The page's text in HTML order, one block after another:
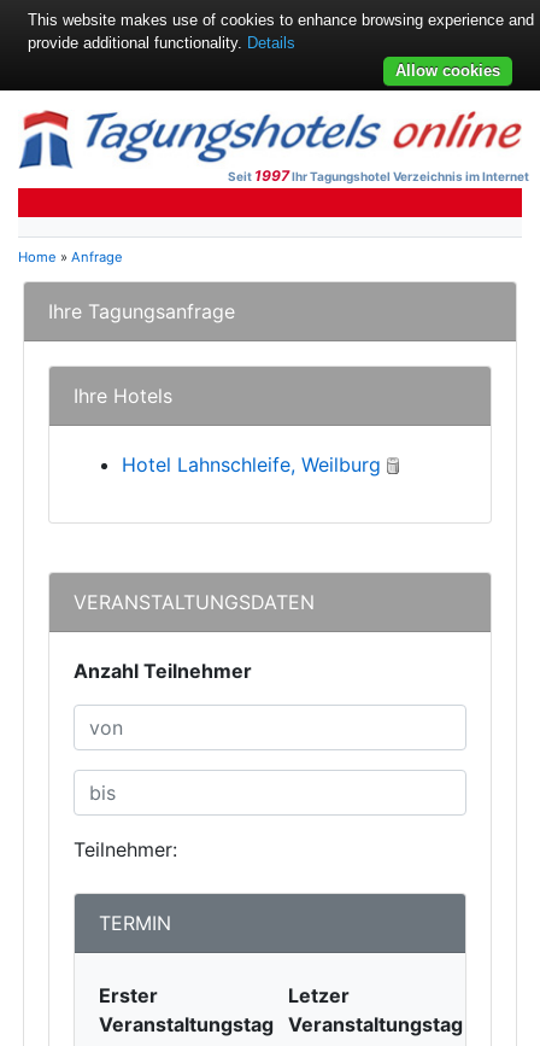
Seit 1997Ihr Tagungshotel Verzeichnis im Internet
Home » Anfrage
Ihre Tagungsanfrage
Ihre Hotels
Hotel Lahnschleife, Weilburg
VERANSTALTUNGSDATEN
Anzahl Teilnehmer
Teilnehmer:
TERMIN
Erster
Veranstaltungstag
Letzer
Veranstaltungstag
This website makes use of cookies to enhance browsing experience and
provide additional functionality. Details
Allow cookies